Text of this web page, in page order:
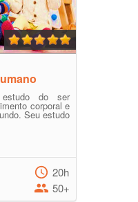
do ser
corporal e
Seu estudo
20h
50+